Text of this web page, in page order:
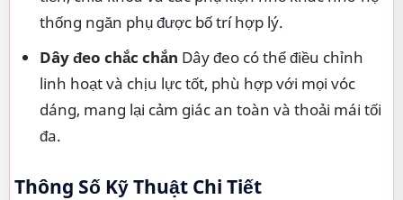
thống ngăn phụ được bố trí hợp lý.
Dây đeo chắc chắn Dây đeo có thể điều chỉnh
linh hoạt và chịu lực tốt, phù hợp với mọi vóc
dáng, mang lại cảm giác an toàn và thoải mái tối
đa.
Thông Số Kỹ Thuật Chi Tiết